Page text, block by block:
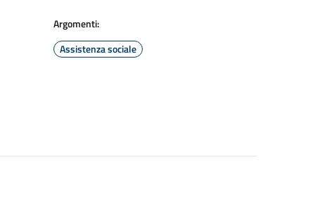
Argomenti:
Assistenza sociale